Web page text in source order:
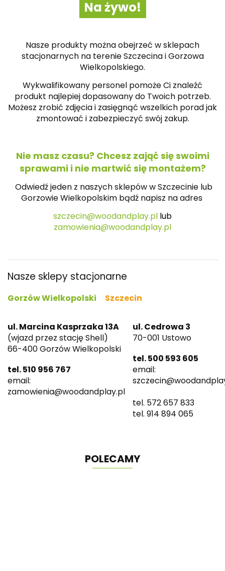
Na żywo!
Nasze produkty można obejrzeć w sklepach
stacjonarnych na terenie Szczecina i Gorzowa
Wielkopolskiego.
Wykwalifikowany personel pomoże Ci znaleźć
produkt najlepiej dopasowany do Twoich potrzeb.
Możesz zrobić zdjęcia i zasięgnąć wszelkich porad jak
zmontować i zabezpieczyć swój zakup.
Nie masz czasu? Chcesz zająć się swoimi
sprawami i nie martwić się montażem?
Odwiedź jeden z naszych sklepów w Szczecinie lub
Gorzowie Wielkopolskim bądź napisz naadres
szczecin@woodandplay.pl lub
zamowienia@woodandplay.pl
Nasze sklepy stacjonarne
Gorzów Wielkopolski Szczecin
ul. Marcina Kasprzaka 13A
(wjazd przez stację Shell)
66-400 Gorzów Wielkopolski
tel. 510 956 767
email:
zamowienia@woodandplay.pl
ul. Cedrowa 3
70-001 Ustowo
tel. 500 593 605
email:
tel. 572 657 833
tel. 914 894 065
POLECAMY